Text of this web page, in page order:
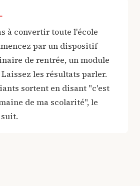
à convertir toute l'école
par un dispositif
de rentrée, un module
les résultats parler.
sortent en disant "c'est
de ma scolarité", le